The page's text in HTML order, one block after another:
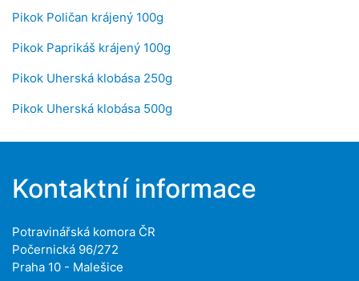
Pikok Poličan krájený 100g
Pikok Paprikáš krájený 100g
Pikok Uherská klobása 250g
Pikok Uherská klobása 500g
Kontaktní informace
Potravinářská komora ČR
Počernická 96/272
Praha 10 - Malešice